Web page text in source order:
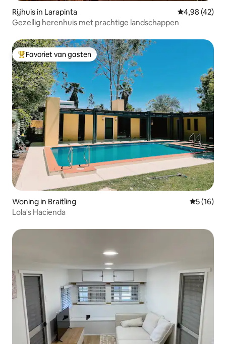
Rijhuis in Larapinta Gemiddelde
4,98 (42)
Gezellig herenhuis met prachtige landschappen
Topfavoriet van gasten
Favoriet van gasten
Woning in Braitling
5 (16)
Lola's Hacienda